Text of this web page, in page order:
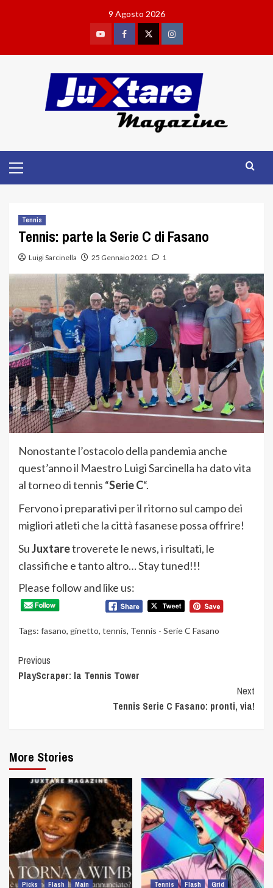
9 Agosto 2026
YoutubeFacebookTwitterInstagram
Menu
Tennis
Tennis: parte la Serie C di Fasano
Luigi Sarcinella 25 Gennaio 2021 1
Nonostante l’ostacolo della pandemia anche
quest’anno il Maestro Luigi Sarcinella ha dato vita
al torneo di tennis “Serie C“.
Fervono i preparativi per il ritorno sul campo dei
migliori atleti che la città fasanese possa offrire!
SuJuxtaretroverete le news, i risultati, le
classifiche e tanto altro… Stay tuned!!!
Please follow and like us:
Tags: fasano, ginetto, tennis, Tennis - Serie C Fasano
Continue
Reading
Previous
PlayScraper: la Tennis Tower
Next
Tennis Serie C Fasano: pronti, via!
More Stories
Picks Flash
Main
Tennis Flash
Grid